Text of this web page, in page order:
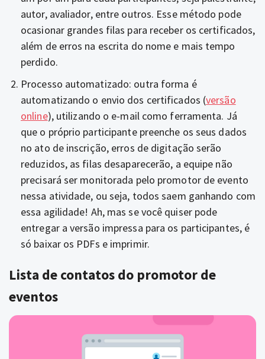
autor, avaliador, entre outros. Esse método pode
ocasionar grandes filas para receber os certificados,
além de erros na escrita do nome e mais tempo
perdido.
Processo automatizado: outra forma é
automatizando o envio dos certificados (versão
online), utilizando o e-mail como ferramenta. Já
que o próprio participante preenche os seus dados
no ato de inscrição, erros de digitação serão
reduzidos, as filas desaparecerão, a equipe não
precisará ser monitorada pelo promotor de evento
nessa atividade, ou seja, todos saem ganhando com
essa agilidade! Ah, mas se você quiser pode
entregar a versão impressa para os participantes, é
só baixar os PDFs e imprimir.
Lista de contatos do promotor de
eventos